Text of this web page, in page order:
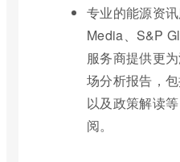
专业的能源资
Media、S&P
服务商提供更
场分析报告，
以及政策解读
阅。